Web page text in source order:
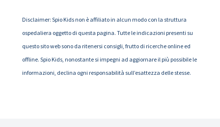
Disclaimer: Spio Kids non è affiliato in alcun modo con la struttura
ospedaliera oggetto di questa pagina. Tutte le indicazioni presenti su
questo sito web sono da ritenersi consigli, frutto di ricerche online ed
offline. Spio Kids, nonostante si impegni ad aggiornare il più possibile le
informazioni, declina ogni responsabilità sull’esattezza delle stesse.